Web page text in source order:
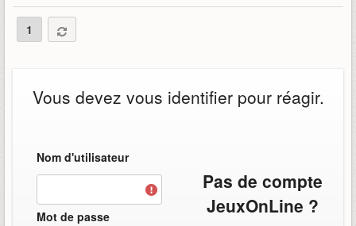
1
Vous devez vous identifier pour réagir.
Nom d'utilisateur
Mot de passe
Pas de compte
JeuxOnLine ?